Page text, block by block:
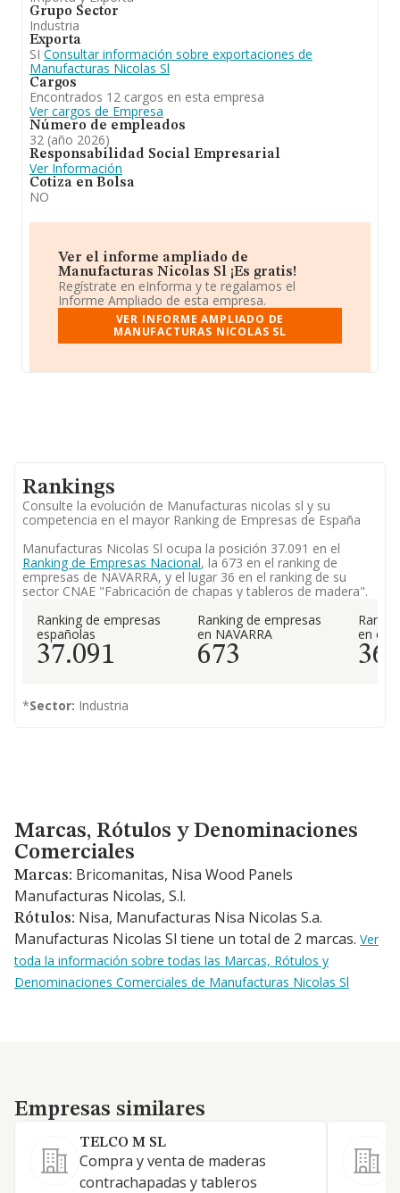
Grupo Sector
Industria
Exporta
SI Consultar información sobre exportaciones de
Manufacturas Nicolas Sl
Cargos
Encontrados 12 cargos en esta empresa
Ver cargos de Empresa
Número de empleados
32 (año 2026)
Responsabilidad Social Empresarial
Ver Información
Cotiza en Bolsa
NO
Ver el informe ampliado de
Manufacturas Nicolas Sl ¡Es gratis!
Regístrate en eInforma y te regalamos el
Informe Ampliado de esta empresa.
VER INFORME AMPLIADO DE
MANUFACTURAS NICOLAS SL
Rankings
Consulte la evolución de Manufacturas nicolas sl y su
competencia en el mayor Ranking de Empresas de España
Manufacturas Nicolas Sl ocupa la posición 37.091 en el
Ranking de Empresas Nacional, la 673 en el ranking de
empresas de NAVARRA, y el lugar 36 en el ranking de su
sector CNAE "Fabricación de chapas y tableros de madera".
Ranking de empresas
españolas
37.091
Ranking de empresas
en NAVARRA
673
en el
36
*Sector: Industria
Marcas, Rótulos y Denominaciones Comerciales
Marcas, Rótulos y Denominaciones
Comerciales
Marcas: Bricomanitas, Nisa Wood Panels
Manufacturas Nicolas, S.l.
Rótulos: Nisa, Manufacturas Nisa Nicolas S.a.
Manufacturas Nicolas Sl tiene un total de 2 marcas. Ver
toda la información sobre todas las Marcas, Rótulos y
Denominaciones Comerciales de Manufacturas Nicolas Sl
Empresas similares
Empresas similares
TELCO M SL
Compra y venta de maderas
contrachapadas y tableros